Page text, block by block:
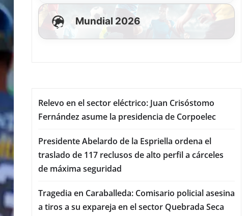
Mundial 2026
Relevo en el sector eléctrico: Juan Crisóstomo
Fernández asume la presidencia de Corpoelec
Presidente Abelardo de la Espriella ordena el
traslado de 117 reclusos de alto perfil a cárceles
de máxima seguridad
Tragedia en Caraballeda: Comisario policial asesina
a tiros a su expareja en el sector Quebrada Seca